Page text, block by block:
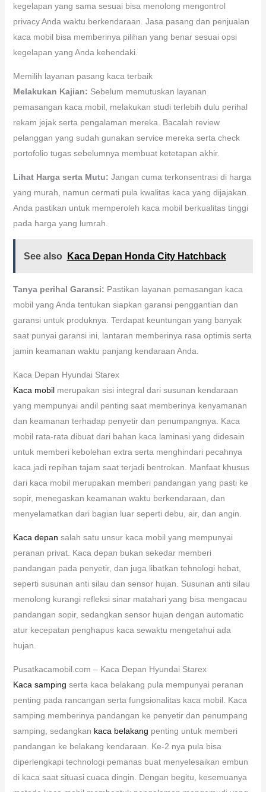
kegelapan yang sama sesuai bisa menolong mengontrol
privacy Anda waktu berkendaraan. Jasa pasang dan penjualan
kaca mobil bisa memberinya pilihan yang benar sesuai opsi
kegelapan yang Anda kehendaki.
Memilih layanan pasang kaca terbaik
Melakukan Kajian: Sebelum memutuskan layanan
pemasangan kaca mobil, melakukan studi terlebih dulu perihal
rekam jejak serta pengalaman mereka. Bacalah review
pelanggan yang sudah gunakan service mereka serta check
portofolio tugas sebelumnya membuat ketetapan akhir.
Lihat Harga serta Mutu: Jangan cuma terkonsentrasi di harga
yang murah, namun cermati pula kwalitas kaca yang dijajakan.
Anda pastikan untuk memperoleh kaca mobil berkualitas tinggi
pada harga yang lumrah.
See also Kaca Depan Honda City Hatchback
Tanya perihal Garansi: Pastikan layanan pemasangan kaca
mobil yang Anda tentukan siapkan garansi penggantian dan
garansi untuk produknya. Terdapat keuntungan yang banyak
saat punyai garansi ini, lantaran memberinya rasa optimis serta
jamin keamanan waktu panjang kendaraan Anda.
Kaca Depan Hyundai Starex
Kaca mobilmerupakan sisi integral dari susunan kendaraan
yang mempunyai andil penting saat memberinya kenyamanan
dan keamanan terhadap penyetir dan penumpangnya. Kaca
mobil rata-rata dibuat dari bahan kaca laminasi yang didesain
untuk memberi kebolehan extra serta menghindari pecahnya
kaca jadi repihan tajam saat terjadi bentrokan. Manfaat khusus
dari kaca mobil merupakan memberi pandangan yang pasti ke
sopir, menegaskan keamanan waktu berkendaraan, dan
menyelamatkan dari bagian luar seperti debu, air, dan angin.
Kaca depan salah satu unsur kaca mobil yang mempunyai
peranan privat. Kaca depan bukan sekedar memberi
pandangan pada penyetir, dan juga libatkan tehnologi hebat,
seperti susunan anti silau dan sensor hujan. Susunan anti silau
menolong kurangi refleksi sinar matahari yang bisa mengacau
pandangan sopir, sedangkan sensor hujan dengan automatic
atur kecepatan penghapus kaca sewaktu mengetahui ada
hujan.
Pusatkacamobil.com – Kaca Depan Hyundai Starex
Kaca samping serta kaca belakang pula mempunyai peranan
penting pada rancangan serta fungsionalitas kaca mobil. Kaca
samping memberinya pandangan ke penyetir dan penumpang
samping, sedangkan kaca belakang penting untuk memberi
pandangan ke belakang kendaraan. Ke-2 nya pula bisa
diperlengkapi technologi pemanas buat menyelesaikan embun
di kaca saat situasi cuaca dingin. Dengan begitu, kesemuanya